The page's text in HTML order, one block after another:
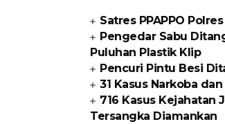
Satres PPAPPO
Pengedar Sabu
Puluhan Plastik Klip
Pencuri Pintu Besi
31 Kasus Narkoba
716 Kasus Kejahatan
Tersangka Diamankan